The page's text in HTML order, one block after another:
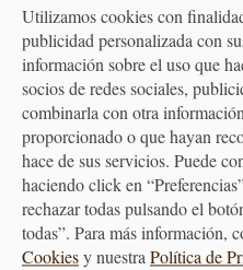
PAGO
SEGURO
Utilizamos cookies con
publicidad personalizada con
información sobre el uso que
socios de redes sociales,
combinarla con otra
proporcionado o que hayan
hace de sus servicios. Puede
haciendo click en
rechazar todas pulsando el
todas”. Para más información,
Cookiesy nuestra Política de